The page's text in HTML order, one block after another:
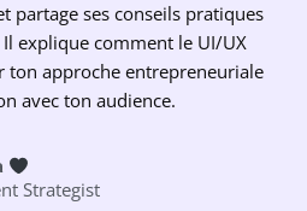
partage ses conseils pratiques
explique comment le UI/UX
ton approche entrepreneuriale
avec ton audience.
Strategist